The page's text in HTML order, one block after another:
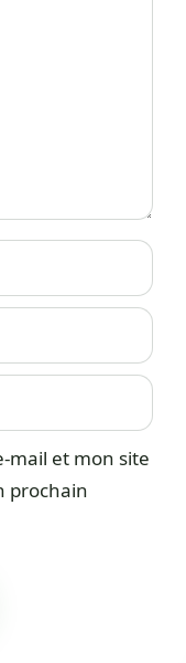
mail et mon site
prochain